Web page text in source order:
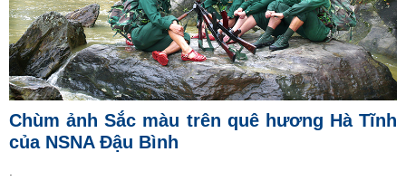
Chùm ảnh Sắc màu trên quê hương Hà Tĩnh
của NSNA Đậu Bình